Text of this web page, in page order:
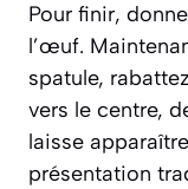
Pour finir,
l’œuf.
spatule,
vers le centre,
laisse
présentation